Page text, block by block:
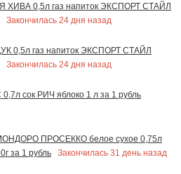
0,5л газ напиток ЭКСПОРТ СТАЙЛ
Закончилась 24 дня назад
0,5л газ напиток ЭКСПОРТ СТАЙЛ
Закончилась 24 дня назад
сок РИЧ яблоко 1 л за 1 рубль
ПРОСЕККО белое сухое 0,75л
за 1 рубль
Закончилась 31 день назад